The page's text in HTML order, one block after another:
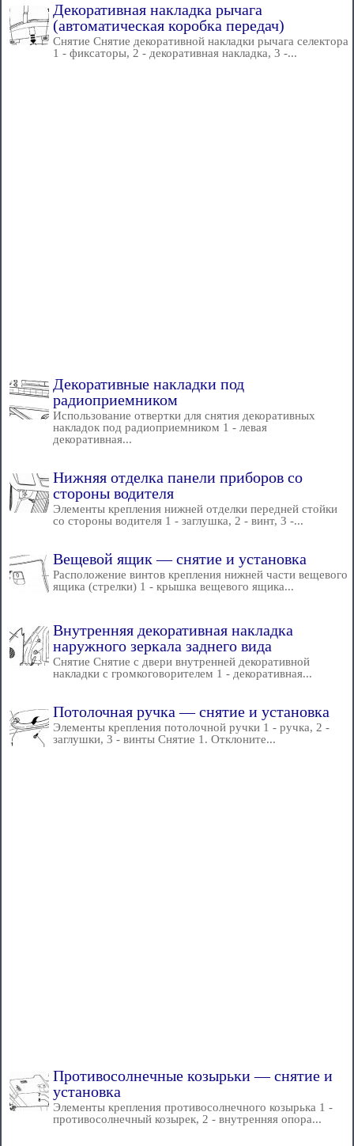
Декоративная накладка рычага
(автоматическая коробка передач)
Снятие Снятие декоративной накладки рычага селектора
1 - фиксаторы, 2 - декоративная накладка, 3 -...
Декоративные накладки под
радиоприемником
Использование отвертки для снятия декоративных
накладок под радиоприемником 1 - левая
декоративная...
Нижняя отделка панели приборов со
стороны водителя
Элементы крепления нижней отделки передней стойки
со стороны водителя 1 - заглушка, 2 - винт, 3 -...
Вещевой ящик — снятие и установка
Расположение винтов крепления нижней части вещевого
ящика (стрелки) 1 - крышка вещевого ящика...
Внутренняя декоративная накладка
наружного зеркала заднего вида
Снятие Снятие с двери внутренней декоративной
накладки с громкоговорителем 1 - декоративная...
Потолочная ручка — снятие и установка
Элементы крепления потолочной ручки 1 - ручка, 2 -
заглушки, 3 - винты Снятие 1. Отклоните...
Противосолнечные козырьки — снятие и
установка
Элементы крепления противосолнечного козырька 1 -
противосолнечный козырек, 2 - внутренняя опора...